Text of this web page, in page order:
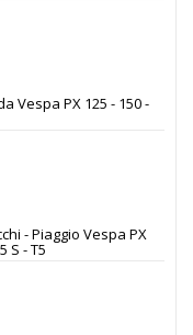
Vespa PX 125 - 150 -
- Piaggio Vespa PX
S - T5